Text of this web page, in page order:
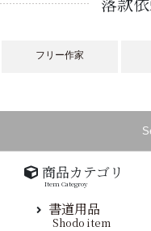
フリー作家
商品カテゴリ
Item Categroy
書道用品
Shodo item